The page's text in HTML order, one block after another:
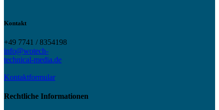
Kontakt
+49 7741 / 8354198
info@wotech-
technical-media.de
Kontaktformular
Rechtliche Informationen